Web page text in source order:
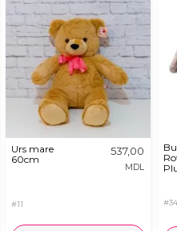
Urs mare
60cm
#11
537,00
MDL